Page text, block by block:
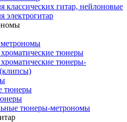
классических гитар, нейлоновые
электрогитар
тюнеры
тюнеры-
тюнеры
тюнеры-метрономы